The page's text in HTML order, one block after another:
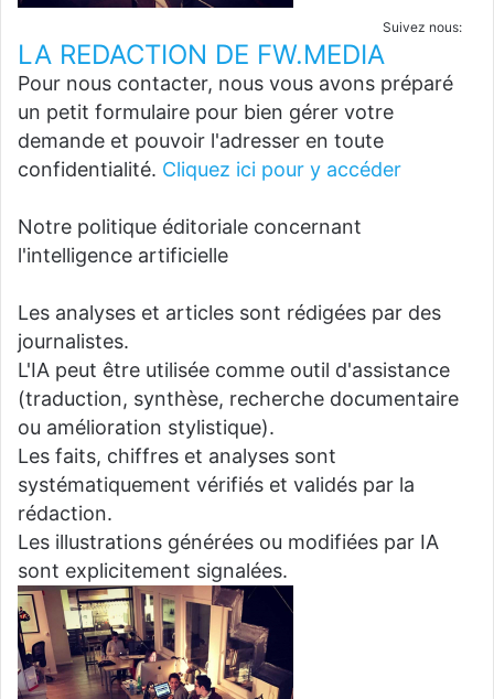
Suivez nous:
LA REDACTION DE FW.MEDIA
Pour nous contacter, nous vous avons préparé
un petit formulaire pour bien gérer votre
demande et pouvoir l'adresser en toute
confidentialité. Cliquez ici pour y accéder
Notre politique éditoriale concernant
l'intelligence artificielle
Les analyses et articles sont rédigées par des
journalistes.
L'IA peut être utilisée comme outil d'assistance
(traduction, synthèse, recherche documentaire
ou amélioration stylistique).
Les faits, chiffres et analyses sont
systématiquement vérifiés et validés par la
rédaction.
Les illustrations générées ou modifiées par IA
sont explicitement signalées.